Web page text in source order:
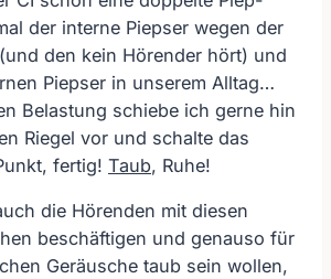
der interne Piepser wegen der
den kein Hörender hört) und
Piepser in unserem Alltag…
Belastung schiebe ich gerne hin
Riegel vor und schalte das
fertig! Taub, Ruhe!
die Hörenden mit diesen
beschäftigen und genauso für
Geräusche taub sein wollen,